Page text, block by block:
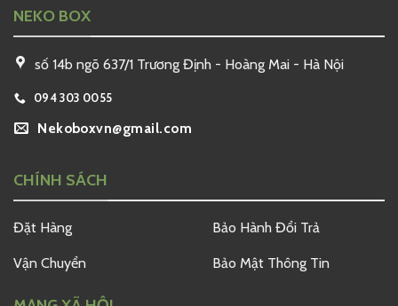
NEKO BOX
số 14b ngõ 637/1 Trương Định - Hoàng Mai - Hà Nội
094 303 0055
Nekoboxvn@gmail.com
CHÍNH SÁCH
Đặt Hàng
Vận Chuyển
Bảo Hành Đổi Trả
Bảo Mật Thông Tin